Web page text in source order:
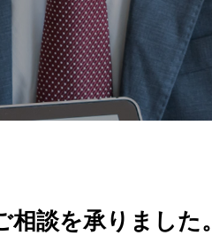
相談を承りました。